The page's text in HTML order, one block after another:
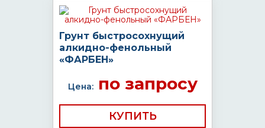
Грунт быстросохнущий
алкидно-фенольный
«ФАРБЕН»
Цена:по запросу
КУПИТЬ